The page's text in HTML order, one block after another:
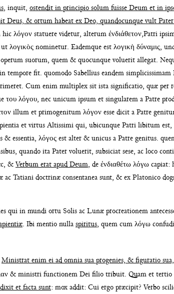
, inquit, ostendit in principio solum fuisse Deum et in
Deus, & ortum habeat ex Deo, quandocunque vult
λόγον statuere videtur, alterum ἐνδιάθετον,Patri
λογικὸς nominetur. Eademque est λογικὴ δύναμις,
suorum, quem & quocunque voluerit allegat.
tempore fit. quomodo Sabellius eandem
Cum enim multiplex sit ista significatio, quæ per
του λόγου, nec unicum ipsum et singularem a Patre
illum et primogenitum λόγον esse dicit a Patre
et virtus Altissimi qui, ubicunque Patri libitum est,
& essentia, λόγος est alter & unicus a Patre genitus.
quando ita Pater voluerit, subsiciat sese, ac loco
& Verbum erat apud Deum, de ἐνδιαθέτω λόγω
ac Tatiani doctrinæ consentanea sunt, & ex Platonico
qui in mundi ortu Solis ac Lunæ procreationem
. Ibi mentio nulla spiritus, quem cum λόγω
Ministrat enim ei ad omnia sua progenies, & figuratio
& ministri functionem Dei filio tribuit. Quam et tertio
et facta sunt: mox addit: Cui ergo præcipit? Verbo